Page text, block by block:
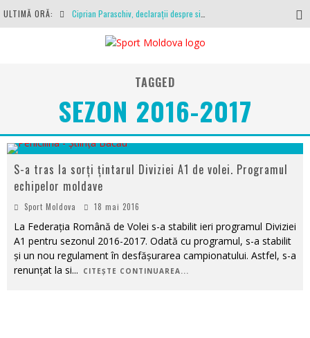
ULTIMĂ ORĂ:
Antrenamente la peste 30 de grade Celsius. Mircea Rednic își pregătește fotbaliștii pentru calvarul de duminică
Coronavirus la FC Botoșani. Un străin a stat în carantină, dar a fost testat pozitiv
TAGGED
SEZON 2016-2017
S-a tras la sorți țintarul Diviziei A1 de volei. Programul
echipelor moldave
Sport Moldova 18 mai 2016
La Federația Română de Volei s-a stabilit ieri programul Diviziei
A1 pentru sezonul 2016-2017. Odată cu programul, s-a stabilit
și un nou regulament în desfășurarea campionatului. Astfel, s-a
renunțat la si... CITEȘTE CONTINUAREA...